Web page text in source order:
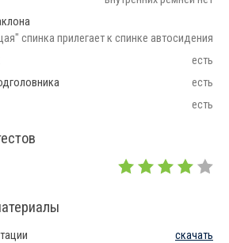
спинка прилегает к спинке автосидения
есть
есть
есть
скачать